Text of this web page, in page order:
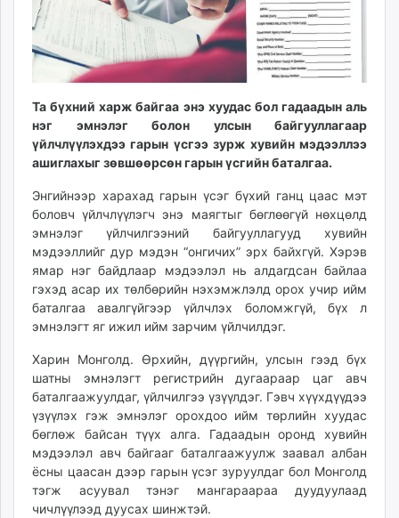
ikon.mn
mnb.mn
Livetv.mn
Eguur.mn
24tsag.mn
shuud.mn
eagle.mn
ergelt.mn
zarig.mn
today.mn
zuv.mn
mminfo.mn
ugluu.mn
urlag.mn
unen.mn
shudarga.mn
shuurhai.mn
unuudur.mn
isee.mn
mglradio.com
fact.mn
itoim.mn
Та бүхний харж байгаа энэ хуудас бол гадаадын аль
нэг эмнэлэг болон улсын байгууллагаар
үйлчлүүлэхдээ гарын үсгээ зурж хувийн мэдээллээ
ашиглахыг зөвшөөрсөн гарын үсгийн баталгаа.
Энгийнээр харахад гарын үсэг бүхий ганц цаас мэт
боловч үйлчлүүлэгч энэ маягтыг бөглөөгүй нөхцөлд
эмнэлэг үйлчилгээний байгууллагууд хувийн
мэдээллийг дур мэдэн “онгичих” эрх байхгүй. Хэрэв
ямар нэг байдлаар мэдээлэл нь алдагдсан байлаа
гэхэд асар их төлбөрийн нэхэмжлэлд орох учир ийм
баталгаа авалгүйгээр үйлчлэх боломжгүй, бүх л
эмнэлэгт яг ижил ийм зарчим үйлчилдэг.
Харин Монголд. Өрхийн, дүүргийн, улсын гээд бүх
шатны эмнэлэгт регистрийн дугаараар цаг авч
баталгаажуулдаг, үйлчилгээ үзүүлдэг. Гэвч хүүхдүүдээ
үзүүлэх гэж эмнэлэг орохдоо ийм төрлийн хуудас
бөглөж байсан түүх алга. Гадаадын оронд хувийн
мэдээлэл авч байгааг баталгаажуулж заавал албан
ёсны цаасан дээр гарын үсэг зуруулдаг бол Монголд
тэгж асуувал тэнэг мангараараа дуудуулаад
чичлүүлээд дуусах шинжтэй.